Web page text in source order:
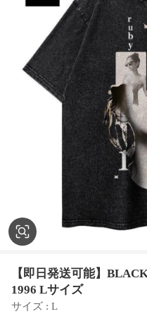
【即日発送可能】
1996 Lサイズ
サイズ : L